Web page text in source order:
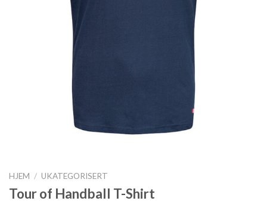
HJEM / UKATEGORISERT
Tour of Handball T-Shirt